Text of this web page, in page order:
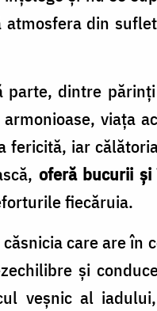
atmosfera din
parte, dintre
viața
fericită, iar
oferă bucurii
fiecăruia.
care are în
și
veșnic al